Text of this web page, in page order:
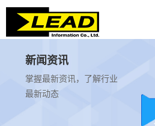
新闻资讯
掌握最新资讯，了解行业
最新动态